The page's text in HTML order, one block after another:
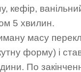
кефір,
5 хвилин.
масу
форму) і
По